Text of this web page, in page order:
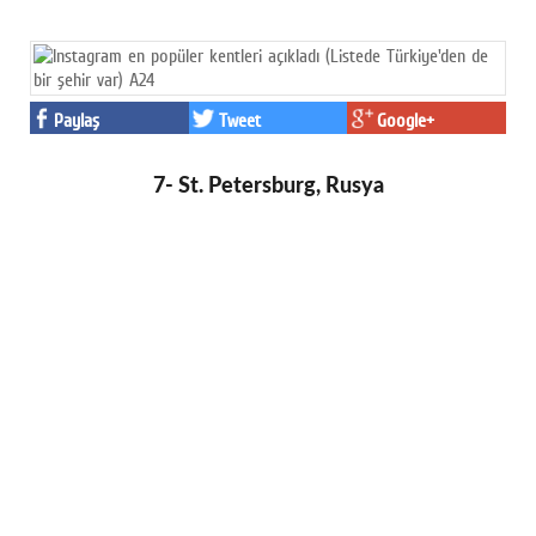
Paylaş Tweet Google+
7- St. Petersburg, Rusya